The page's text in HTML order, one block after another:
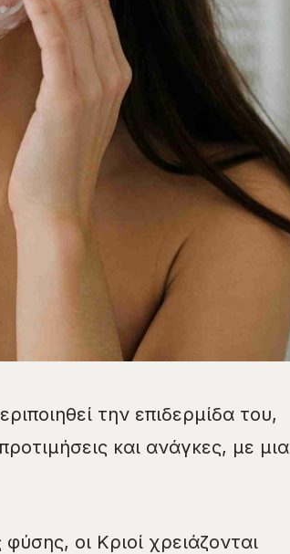
την επιδερμίδα του,
και ανάγκες, με μια
οι Κριοί χρειάζονται